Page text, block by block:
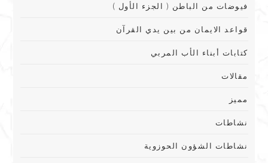
فيوضات من الباطن ( الجزء الأول )
قواعد الايمان من بين يدي القرآن
كتابات أبناء الأب المربي
مقالات
مميز
نشاطات
نشاطات الشؤون الحوزوية